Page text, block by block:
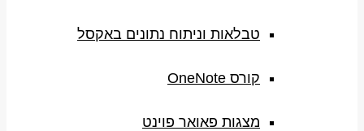
טבלאות וניתוח נתונים באקסל
קורס OneNote
מצגות פאואר פוינט